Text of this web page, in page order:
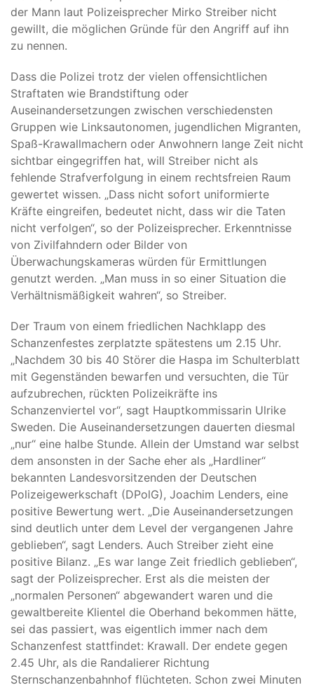
der Mann laut Polizeisprecher Mirko Streiber nicht
gewillt, die möglichen Gründe für den Angriff auf ihn
zu nennen.
Dass die Polizei trotz der vielen offensichtlichen
Straftaten wie Brandstiftung oder
Auseinandersetzungen zwischen verschiedensten
Gruppen wie Linksautonomen, jugendlichen Migranten,
Spaß-Krawallmachern oder Anwohnern lange Zeit nicht
sichtbar eingegriffen hat, will Streiber nicht als
fehlende Strafverfolgung in einem rechtsfreien Raum
gewertet wissen. „Dass nicht sofort uniformierte
Kräfte eingreifen, bedeutet nicht, dass wir die Taten
nicht verfolgen“, so der Polizeisprecher. Erkenntnisse
von Zivilfahndern oder Bilder von
Überwachungskameras würden für Ermittlungen
genutzt werden. „Man muss in so einer Situation die
Verhältnismäßigkeit wahren“, so Streiber.
Der Traum von einem friedlichen Nachklapp des
Schanzenfestes zerplatzte spätestens um 2.15 Uhr.
„Nachdem 30 bis 40 Störer die Haspa im Schulterblatt
mit Gegenständen bewarfen und versuchten, die Tür
aufzubrechen, rückten Polizeikräfte ins
Schanzenviertel vor“, sagt Hauptkommissarin Ulrike
Sweden. Die Auseinandersetzungen dauerten diesmal
„nur“ eine halbe Stunde. Allein der Umstand war selbst
dem ansonsten in der Sache eher als „Hardliner“
bekannten Landesvorsitzenden der Deutschen
Polizeigewerkschaft (DPolG), Joachim Lenders, eine
positive Bewertung wert. „Die Auseinandersetzungen
sind deutlich unter dem Level der vergangenen Jahre
geblieben“, sagt Lenders. Auch Streiber zieht eine
positive Bilanz. „Es war lange Zeit friedlich geblieben“,
sagt der Polizeisprecher. Erst als die meisten der
„normalen Personen“ abgewandert waren und die
gewaltbereite Klientel die Oberhand bekommen hätte,
sei das passiert, was eigentlich immer nach dem
Schanzenfest stattfindet: Krawall. Der endete gegen
2.45 Uhr, als die Randalierer Richtung
Sternschanzenbahnhof flüchteten. Schon zwei Minuten